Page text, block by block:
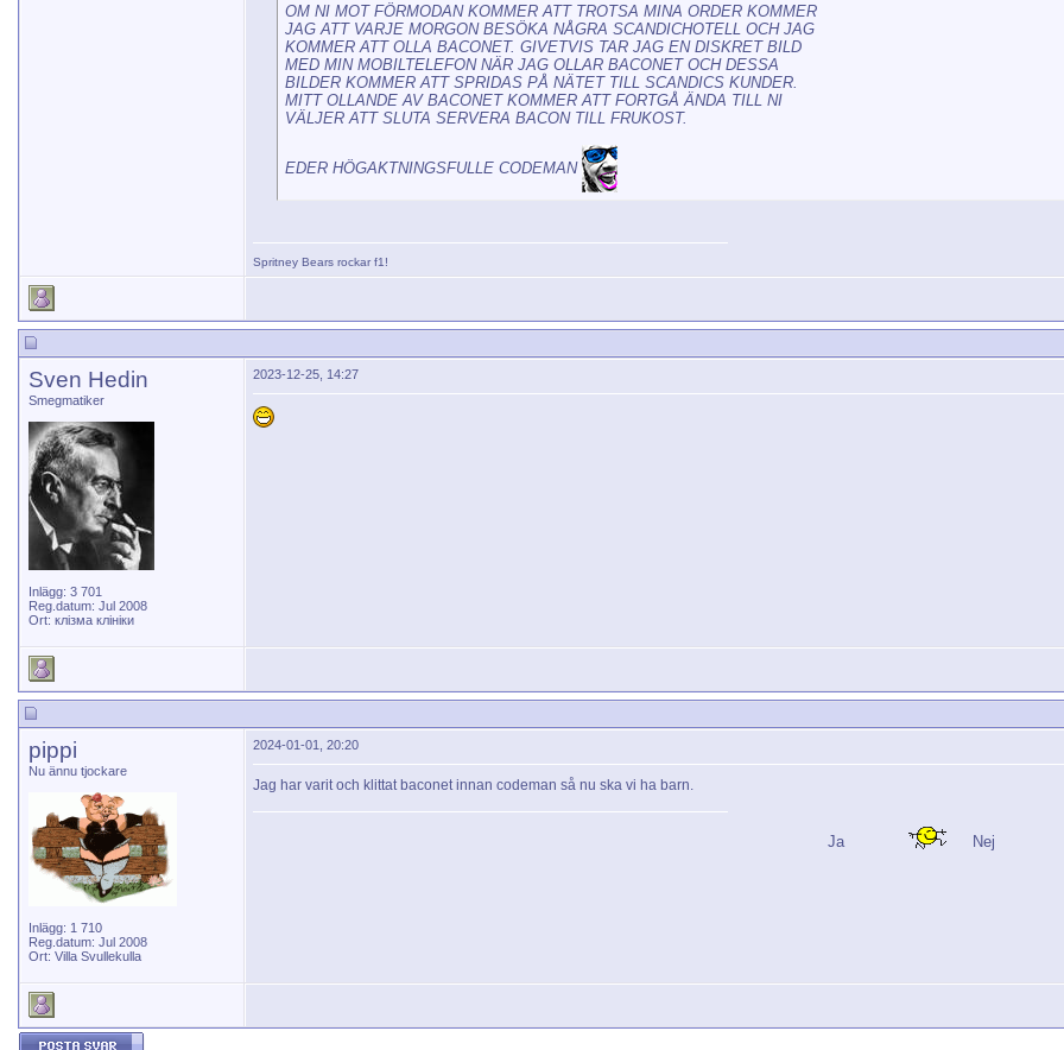
OM NI MOT FÖRMODAN KOMMER ATT TROTSA MINA ORDER KOMMER
JAG ATT VARJE MORGON BESÖKA NÅGRA SCANDICHOTELL OCH JAG
KOMMER ATT OLLA BACONET. GIVETVIS TAR JAG EN DISKRET BILD
MED MIN MOBILTELEFON NÄR JAG OLLAR BACONET OCH DESSA
BILDER KOMMER ATT SPRIDAS PÅ NÄTET TILL SCANDICS KUNDER.
MITT OLLANDE AV BACONET KOMMER ATT FORTGÅ ÄNDA TILL NI
VÄLJER ATT SLUTA SERVERA BACON TILL FRUKOST.
EDER HÖGAKTNINGSFULLE CODEMAN
Spritney Bears rockar f1!
Sven Hedin
Smegmatiker
Inlägg: 3 701
Reg.datum: Jul 2008
Ort: клізма клініки
2023-12-25, 14:27
pippi
Nu ännu tjockare
Inlägg: 1 710
Reg.datum: Jul 2008
Ort: Villa Svullekulla
2024-01-01, 20:20
Jag har varit och klittat baconet innan codeman så nu ska vi ha barn.
Ja Nej